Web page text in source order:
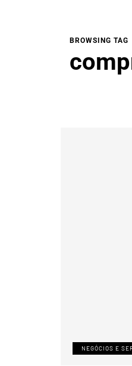
BROWSING TAG
NEGÓCIOS E